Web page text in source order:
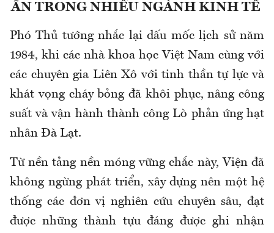
ẤN TRONG NHIỀU NGÀNH KINH TẾ
Phó Thủ tướng nhắc lại dấu mốc lịch sử năm
1984, khi các nhà khoa học Việt Nam cùng với
các chuyên gia Liên Xô với tinh thần tự lực và
khát vọng cháy bỏng đã khôi phục, nâng công
suất và vận hành thành công Lò phản ứng hạt
nhân Đà Lạt.
Từ nền tảng nền móng vững chắc này, Viện đã
không ngừng phát triển, xây dựng nên một hệ
thống các đơn vị nghiên cứu chuyên sâu, đạt
được những thành tựu đáng được ghi nhận